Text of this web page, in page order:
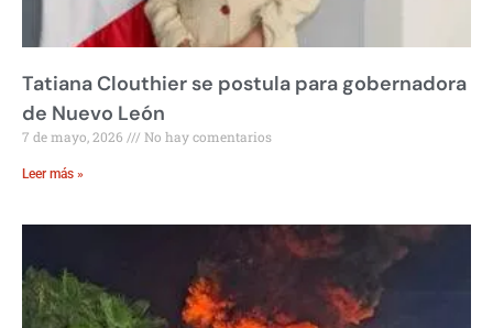
Tatiana Clouthier se postula para gobernadora
de Nuevo León
7 de mayo, 2026 No hay comentarios
Leer más »